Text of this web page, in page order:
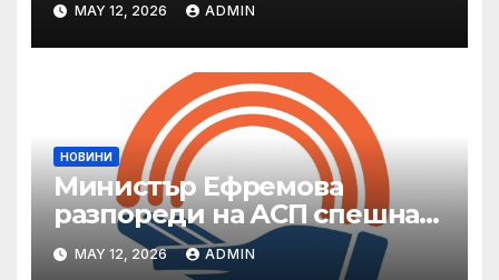
MAY 12, 2026 ADMIN
НОВИНИ
Министър Ефремова
разпореди на АСП спешна
готовност за оказване на
подкрепа на пострадали от
MAY 12, 2026 ADMIN